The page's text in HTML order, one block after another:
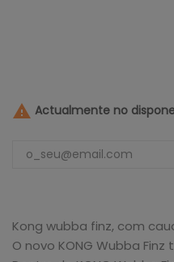
 Actualmente no
Kong wubba finz, com
O novo KONG Wubba